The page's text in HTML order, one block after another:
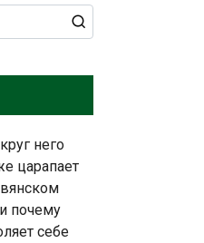
него
царапает
почему
себе